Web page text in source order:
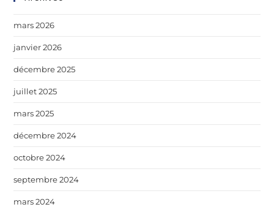
mars 2026
janvier 2026
décembre 2025
juillet 2025
mars 2025
décembre 2024
octobre 2024
septembre 2024
mars 2024